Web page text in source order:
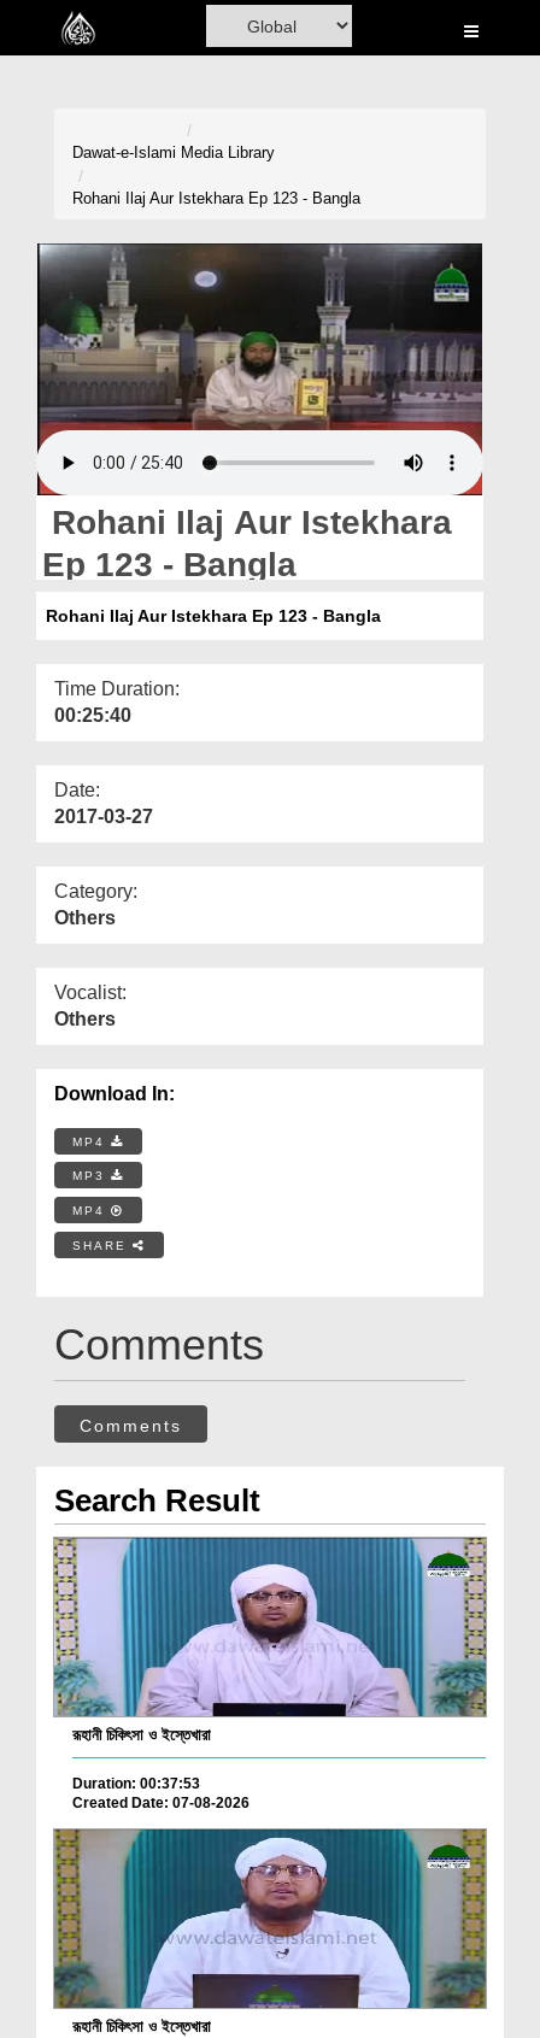
Home
Volunteer Portal
Rohani Ilaj
Blog
Magazine
Dawat-e-Islami Media Library
Rohani Ilaj Aur Istekhara Ep 123 - Bangla
Rohani Ilaj Aur Istekhara
Ep 123 - Bangla
Rohani Ilaj Aur Istekhara Ep 123 - Bangla
Time Duration:
00:25:40
Date:
2017-03-27
Category:
Others
Vocalist:
Others
Download In:
MP4
MP3
MP4
SHARE
Comments
Comments
Search Result
রূহানী চিকিৎসা ও ইস্তেখারা
Duration: 00:37:53
Created Date: 07-08-2026
রূহানী চিকিৎসা ও ইস্তেখারা